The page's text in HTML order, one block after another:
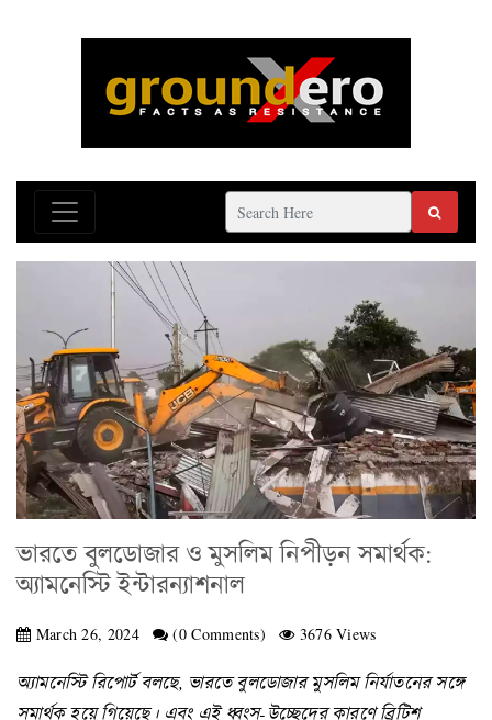
ভারতে বুলডোজার ও মুসলিম নিপীড়ন সমার্থক:
অ্যামনেস্টি ইন্টারন্যাশনাল
March 26, 2024 (0 Comments) 3676 Views
অ্যামনেস্টি রিপোর্ট বলছে, ভারতে বুলডোজার মুসলিম নির্যাতনের সঙ্গে
সমার্থক হয়ে গিয়েছে। এবং এই ধ্বংস-উচ্ছেদের কারণে ব্রিটিশ